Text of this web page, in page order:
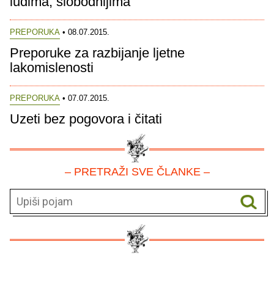
PREPORUKA • 08.07.2015.
Preporuke za razbijanje ljetne
lakomislenosti
PREPORUKA • 07.07.2015.
Uzeti bez pogovora i čitati
– PRETRAŽI SVE ČLANKE –